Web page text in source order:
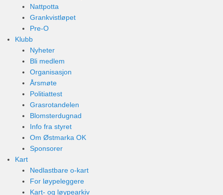
Nattpotta
Grankvistløpet
Pre-O
Klubb
Nyheter
Bli medlem
Organisasjon
Årsmøte
Politiattest
Grasrotandelen
Blomsterdugnad
Info fra styret
Om Østmarka OK
Sponsorer
Kart
Nedlastbare o-kart
For løypeleggere
Kart- og løypearkiv